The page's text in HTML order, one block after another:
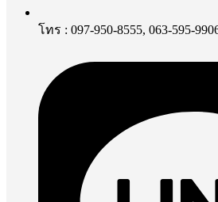
โทร : 097-950-8555, 063-595-